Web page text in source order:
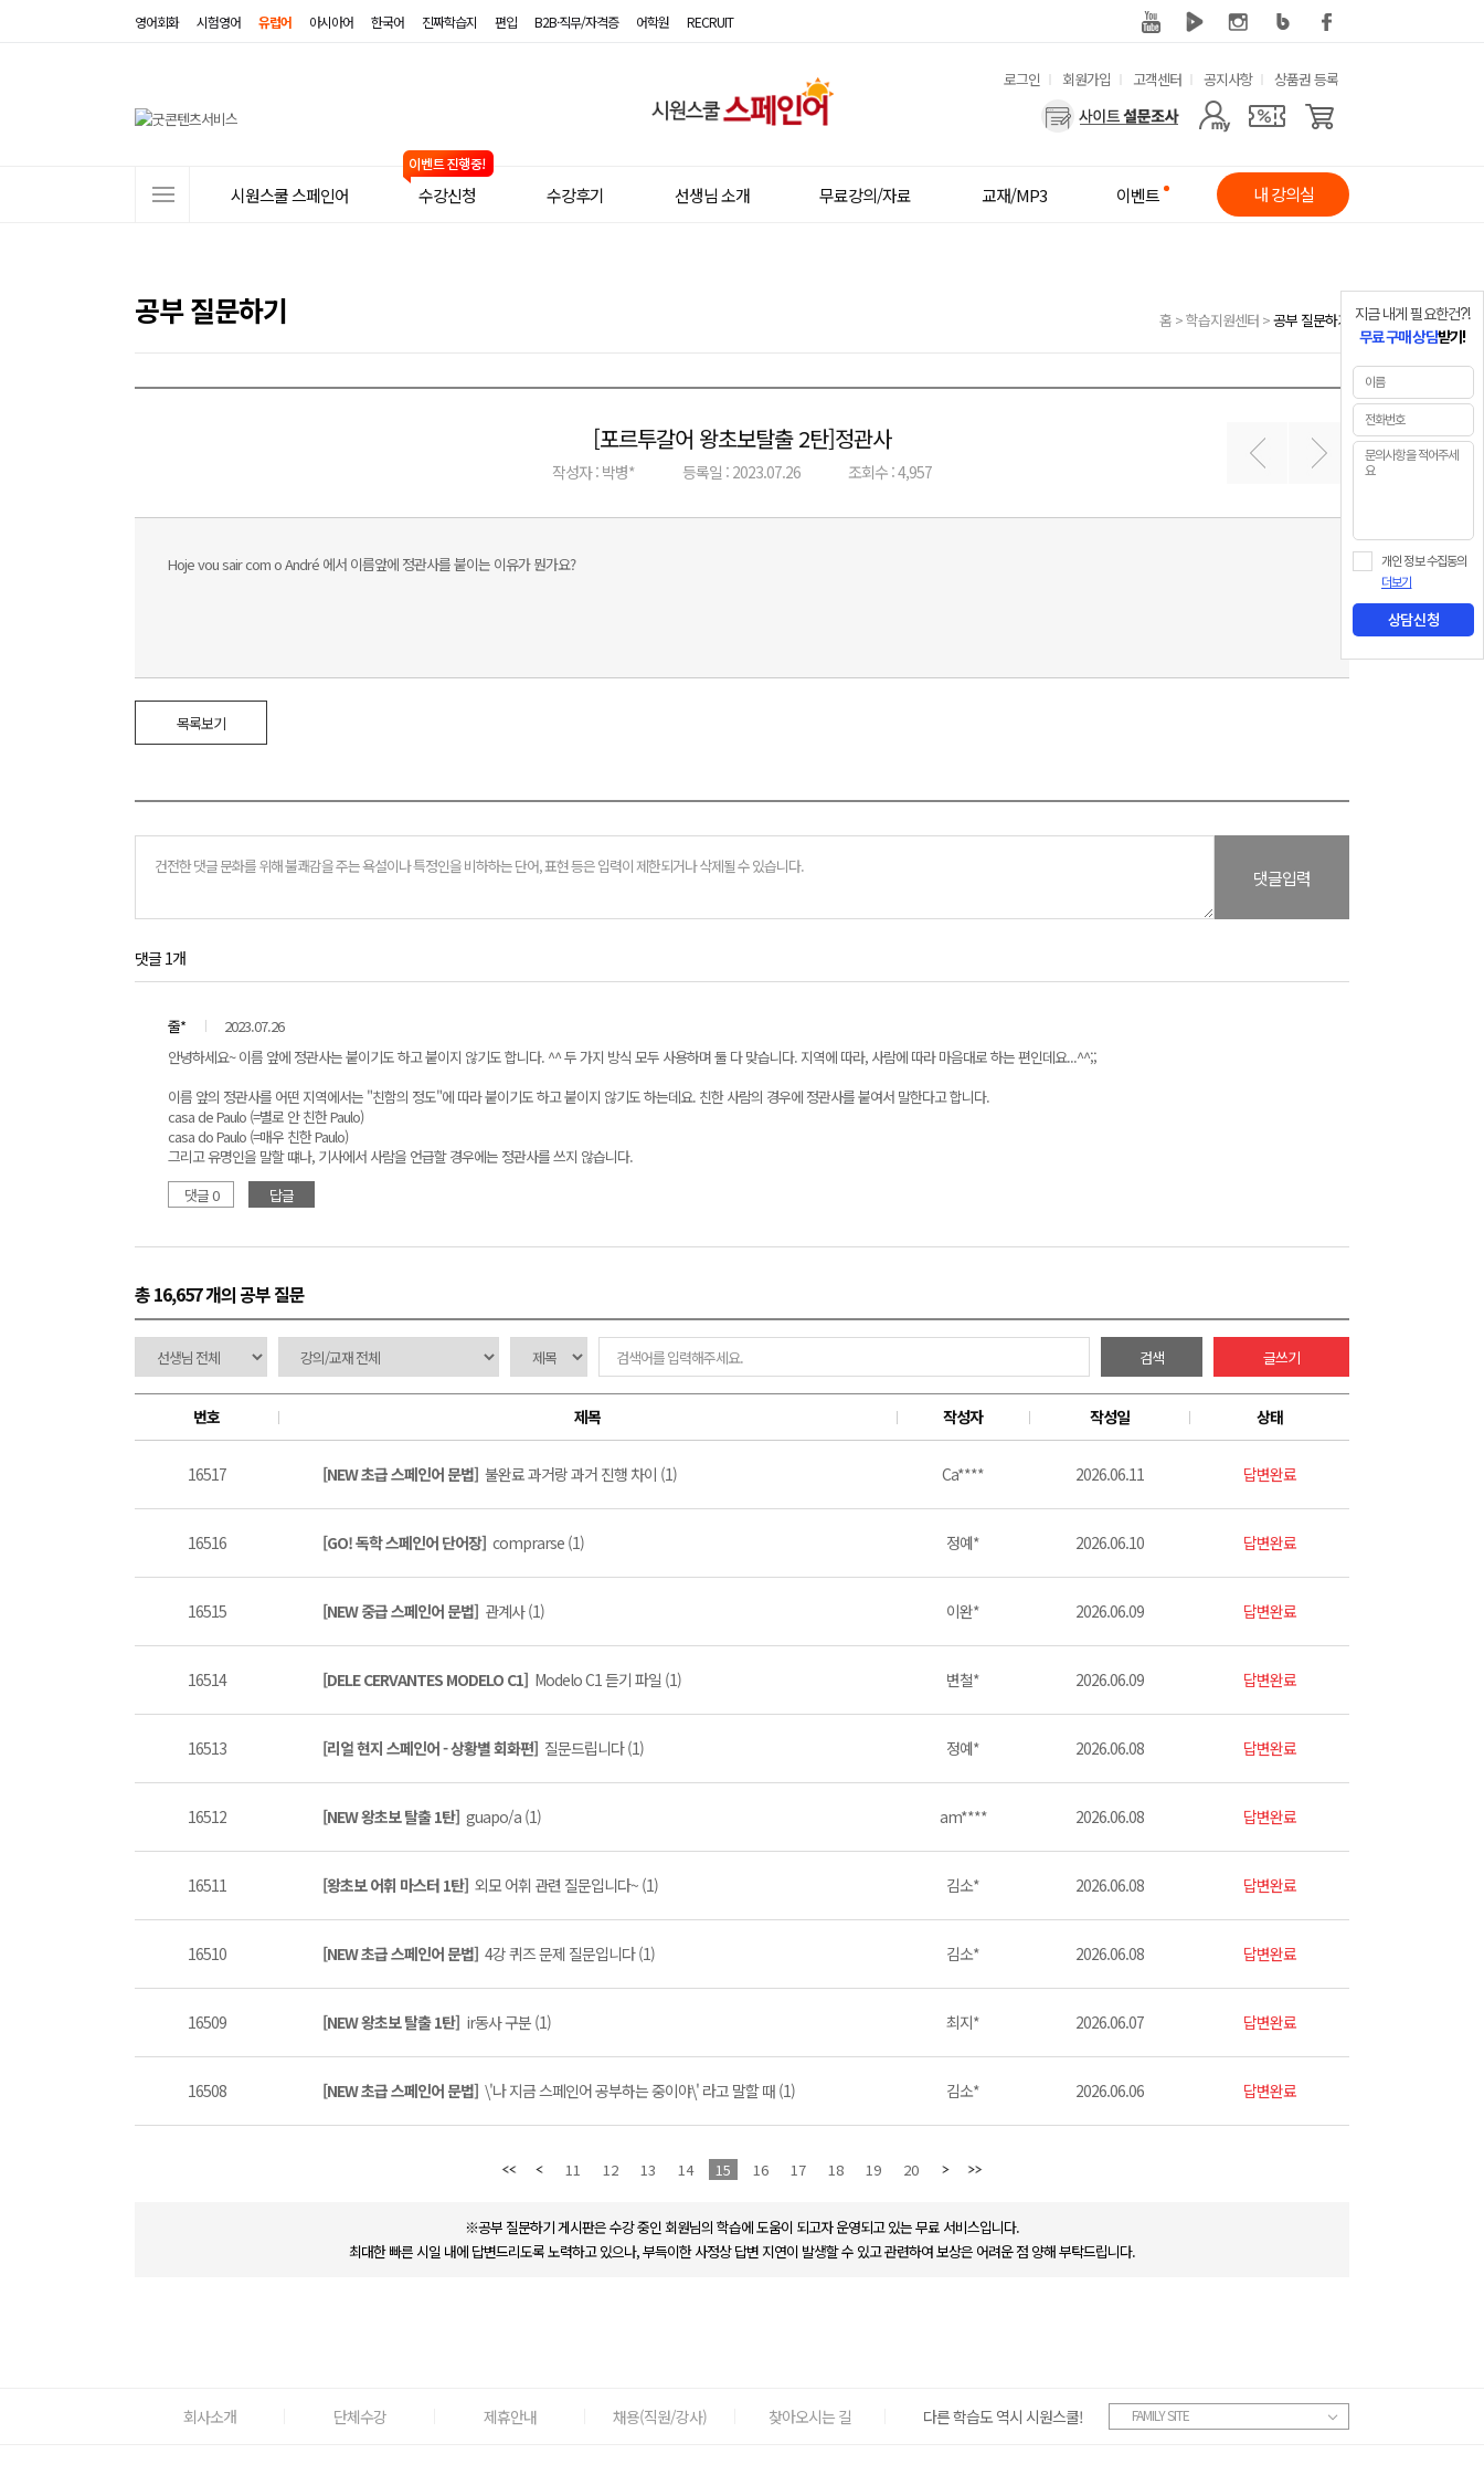
영어회화 시험영어 유럽어 아시아어 한국어 진짜학습지 편입 B2B·직무/자격증 어학원 RECRUIT
어
유
메
뉴
로그인 회원가입 고객센터 공지사항 상품권 등록
사
메
뉴
시원스쿨 스페인어 수강신청 수강후기 선생님 소개 무료강의/자료 교재/MP3 이벤트 내 강의실
공부 질문하기 홈 >학습지원센터 >공부 질문하기
[포르투갈어 왕초보탈출 2탄]정관사
작성자 : 박병* 등록일 : 2023.07.26 조회수 : 4,957
이전글 다음글
Hoje vou sair com o André 에서 이름앞에 정관사를 붙이는 이유가 뭔가요?
목록보기
댓글입력
댓글 1개
줄*
2023.07.26
안녕하세요~ 이름 앞에 정관사는 붙이기도 하고 붙이지 않기도 합니다. ^^ 두 가지 방식 모두 사용하며 둘 다 맞습니다. 지역에 따라, 사람에 따라 마음대로 하는 편인데요...^^;;
이름 앞의 정관사를 어떤 지역에서는 "친함의 정도"에 따라 붙이기도 하고 붙이지 않기도 하는데요. 친한 사람의 경우에 정관사를 붙여서 말한다고 합니다.
casa de Paulo (=별로 안 친한 Paulo)
casa do Paulo (=매우 친한 Paulo)
그리고 유명인을 말할 떄나, 기사에서 사람을 언급할 경우에는 정관사를 쓰지 않습니다.
댓글 0
답글
총 16,657 개의 공부 질문
검색 글쓰기
번호 제목 작성자 작성일 상태
16517 [NEW 초급 스페인어 문법] 불완료 과거랑 과거 진행 차이 (1) Ca**** 2026.06.11 답변완료
16516 [GO! 독학 스페인어 단어장] comprarse (1) 정예* 2026.06.10 답변완료
16515 [NEW 중급 스페인어 문법] 관계사 (1) 이완* 2026.06.09 답변완료
16514 [DELE CERVANTES MODELO C1] Modelo C1 듣기 파일 (1) 변철* 2026.06.09 답변완료
16513 [리얼 현지 스페인어 - 상황별 회화편] 질문드립니다 (1) 정예* 2026.06.08 답변완료
16512 [NEW 왕초보 탈출 1탄] guapo/a (1) am**** 2026.06.08 답변완료
16511 [왕초보 어휘 마스터 1탄] 외모 어휘 관련 질문입니다~ (1) 김소* 2026.06.08 답변완료
16510 [NEW 초급 스페인어 문법] 4강 퀴즈 문제 질문입니다 (1) 김소* 2026.06.08 답변완료
16509 [NEW 왕초보 탈출 1탄] ir동사 구분 (1) 최지* 2026.06.07 답변완료
16508 [NEW 초급 스페인어 문법] \'나 지금 스페인어 공부하는 중이야\' 라고 말할 때 (1) 김소* 2026.06.06 답변완료
11 12 13 14 15 16 17 18 19 20
※공부 질문하기 게시판은 수강 중인 회원님의 학습에 도움이 되고자 운영되고 있는 무료 서비스입니다.
최대한 빠른 시일 내에 답변드리도록 노력하고 있으나, 부득이한 사정상 답변 지연이 발생할 수 있고 관련하여 보상은 어려운 점 양해 부탁드립니다.
회사소개 단체수강 제휴안내 채용(직원/강사) 찾아오시는 길 다른 학습도 역시 시원스쿨! FAMILY SITE
지금 내게 필요한건?!
무료 구매 상담받기!
개인 정보 수집동의
더보기
상담신청